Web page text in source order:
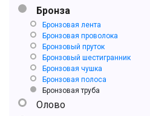
Бронза
Бронзовая лента
Бронзовая проволока
Бронзовый пруток
Бронзовый шестигранник
Бронзовая чушка
Бронзовая полоса
Бронзовая труба
Олово